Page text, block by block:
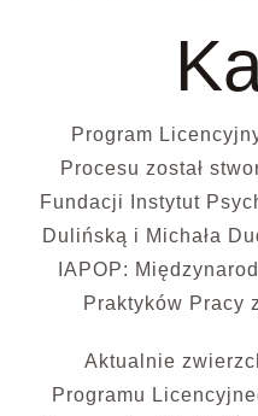
Program
Procesu został
Fundacji Instytut
Dulińską i Michała
IAPOP:
Praktyków Pracy
Aktualnie
Programu